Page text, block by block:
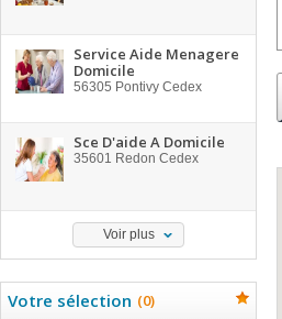
Service Aide Menagere
Domicile
56305 Pontivy Cedex
Sce D'aide A Domicile
35601 Redon Cedex
Voir plus
Votre sélection (0)